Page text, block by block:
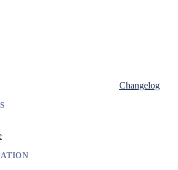
Changelog